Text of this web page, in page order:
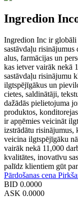
Ingredion
Ingredion Inc ir globāli
sastāvdaļu risinājumus
alus, farmācijas un
kas ietver vairāk nekā
sastāvdaļu risinājumu
ilgtspējīgākus un
cietes, saldinātāji,
dažādās pielietojuma
produktos,
ir apņēmies veicināt
izstrādātu risinājumus,
veicina ilgtspējīgāku
vairāk nekā 11,000
kvalitātes, inovatīvu
palīdz klientiem gūt
Pārdošanas cena
BID 0.0000
ASK 0.0000